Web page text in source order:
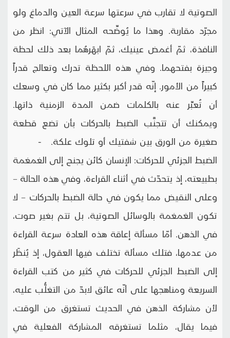
الصوتية لا تقارب في سرعتها سرعة العين والدماغ ولو
مجرّد مقاربة. وهذا ما يُوضِّحه المثال الآتي: انظر من
النافذة، ثمّ أغمض عينيك، ثمّ ابهَرهُما بعد ذلك لحظة
وجيزة بفتحهما. وفي هذه اللحظة تدرك وتعالج قدراً
كبيراً من الأمور. إنّه قدر أكبر بكثير مما كان في وسعك
أن تُعبِّر عنه بالكلمات ضمن المدة الزمنية ذاتها.
ويمكنك أن تتجنَّب الضبط بالحركات بأن تضع قطعة
صغيرة من الورق بين شفتيك أو تلوك علكة. -
الضبط الجزئي للحركات: الإنسان كائن يجنح إلى الغمغمة
بطبيعته، إذ يتحدّث في أثناء القراءة، وفي هذه الحالة –
وعلى النقيض مما يكون في حالة الضبط بالحركات – لا
تكون الغمغمة بالوسائل الصوتية، بل تتم بغير صوت،
في الذهن. أمّا مسألة إعاقة هذه العادة سرعة القراءة
من عدمها، فتلك مسألة تختلف فيها العقول، إذ يُنظَر
إلى الضبط الجزئي للحركات في كثير من كتب القراءة
السريعة ومناهجها على أنّه عائق لابدّ من التغلُّب عليه،
لأن مشاركة الذهن في الحديث تستغرق من الوقت،
فيما يقال، مثلما تستغرقه المشاركة الفعلية في